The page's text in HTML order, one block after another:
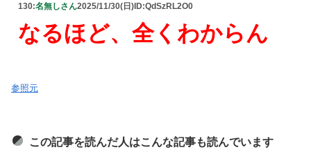
130:名無しさん2025/11/30(日)ID:QdSzRL2O0
なるほど、全くわからん
参照元
この記事を読んだ人はこんな記事も読んでいます